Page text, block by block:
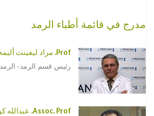
مدرج في قائمة أطباء الرمد
Prof. مراد ليفينت أليمجيل
رئيس قسم الرمد- الرمد
Assoc. Prof. عبدالله كورسات سينغو